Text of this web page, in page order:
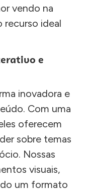
vendo na
recurso ideal
e
inovadora e
Com uma
oferecem
sobre temas
Nossas
visuais,
um formato